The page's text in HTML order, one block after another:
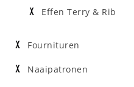
Effen Terry & Rib
Fournituren
Naaipatronen